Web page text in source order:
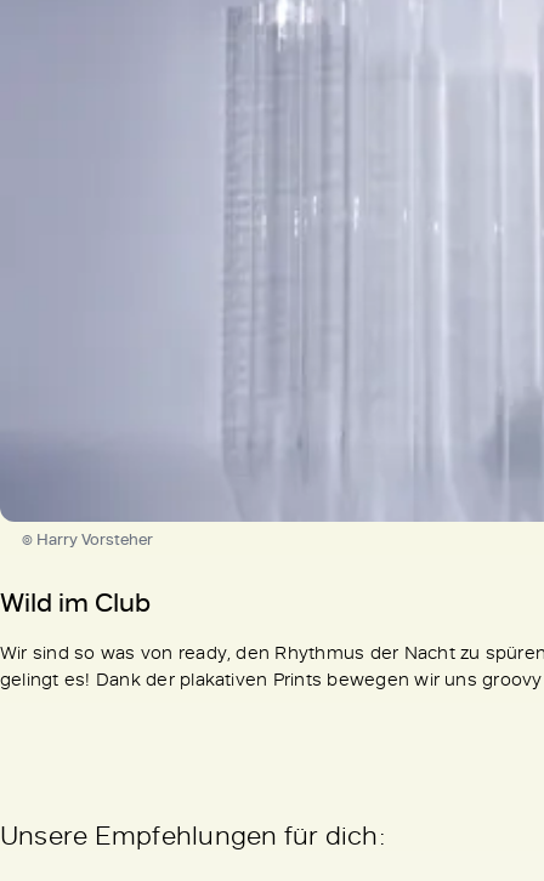
© Harry Vorsteher
Wild im Club
Wir sind so was von ready, den Rhythmus der Nacht zu
gelingt es! Dank der plakativen Prints bewegen wir uns
Unsere Empfehlungen für dich: